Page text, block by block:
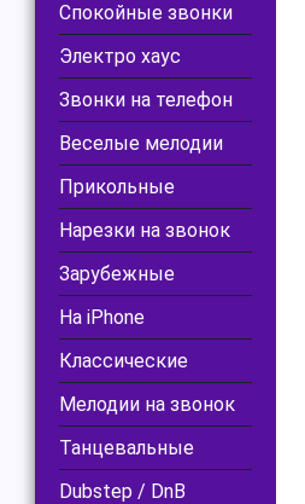
Спокойные звонки
Электро хаус
Звонки на телефон
Веселые мелодии
Прикольные
Нарезки на звонок
Зарубежные
На iPhone
Классические
Мелодии на звонок
Танцевальные
Dubstep / DnB